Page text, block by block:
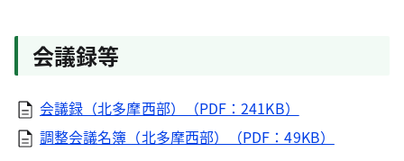
会議録等
会議録（北多摩西部）（PDF：241KB）
調整会議名簿（北多摩西部）（PDF：49KB）